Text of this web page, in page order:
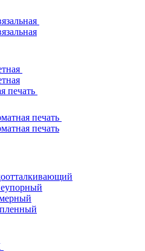
печать
печать
печать